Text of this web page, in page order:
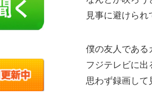
見事に避けら
僕の友人である
フジテレビに出
思わず録画して